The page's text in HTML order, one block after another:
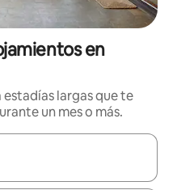
en
largas que te
un mes o más.
navega con las